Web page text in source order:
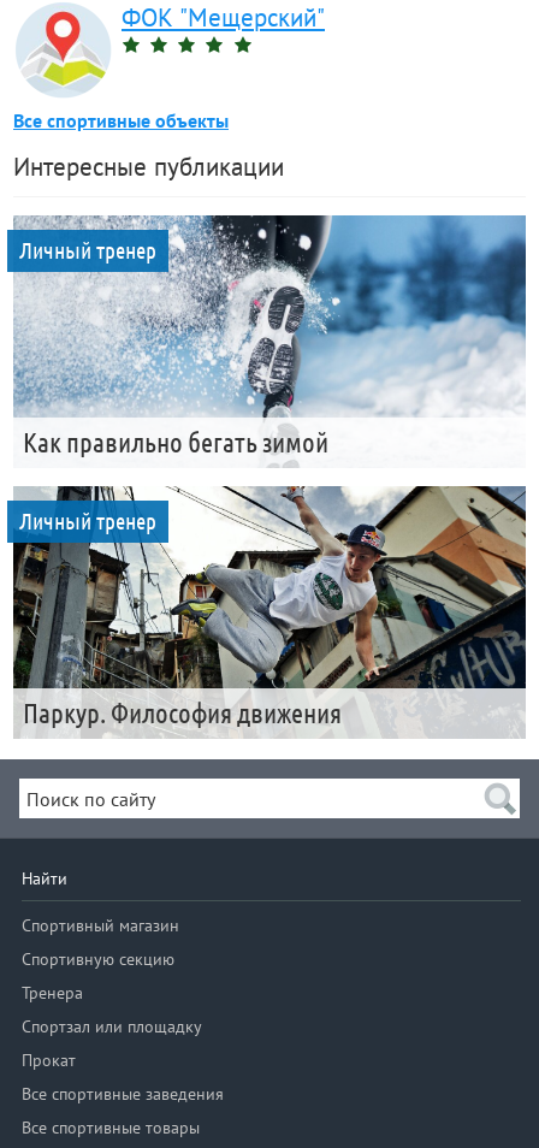
ФОК "Мещерский"
Все спортивные объекты
Интересные публикации
Личный тренер
Как правильно бегать зимой
Личный тренер
Паркур. Философия движения
Найти
Спортивный магазин
Спортивную секцию
Тренера
Спортзал или площадку
Прокат
Все спортивные заведения
Все спортивные товары